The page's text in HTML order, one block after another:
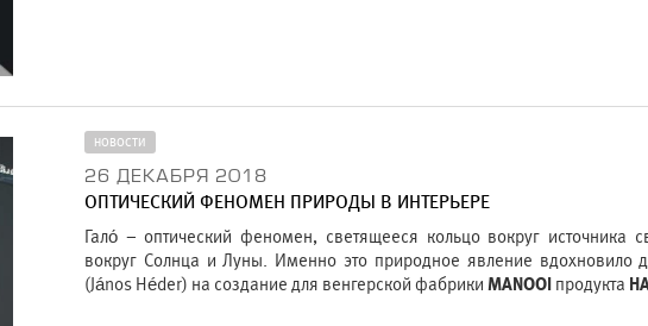
НОВОСТИ
26 ДЕКАБРЯ 2018
ОПТИЧЕСКИЙ ФЕНОМЕН ПРИРОДЫ В ИНТЕРЬЕРЕ
Гало́ – оптический феномен, светящееся кольцо вокруг источника
вокруг Солнца и Луны. Именно это природное явление вдохновило
(János Héder) на создание для венгерской фабрики MANOOI продукта